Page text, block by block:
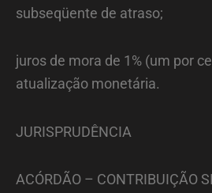
subseqüente de atraso;
juros de mora de 1% (um por
atualização monetária.
JURISPRUDÊNCIA
ACÓRDÃO – CONTRIBUIÇÃO